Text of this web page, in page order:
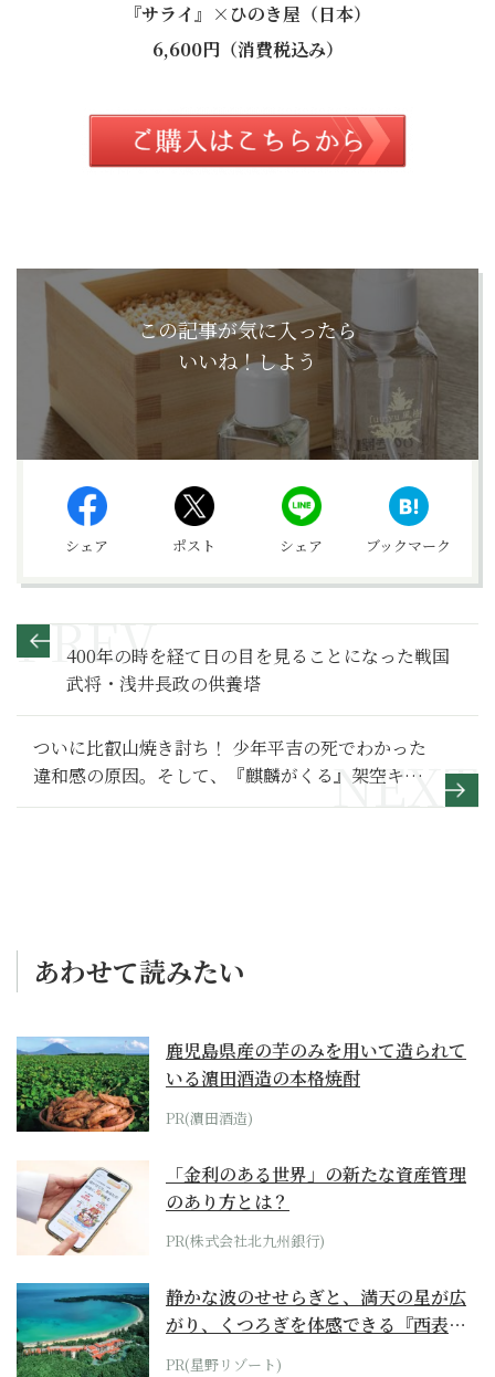
『サライ』×ひのき屋（日本）
6,600円（消費税込み）
この記事が気に入ったら
いいね！しよう
シェア ポスト シェア ブックマーク
400年の時を経て日の目を見ることになった戦国
武将・浅井長政の供養塔
ついに比叡山焼き討ち！ 少年平吉の死でわかった
違和感の原因。そして、『麒麟がくる』架空キャ
ラ問題を考える【麒麟がくる 満喫リポート】
あわせて読みたい
鹿児島県産の芋のみを用いて造られて
いる濵田酒造の本格焼酎
PR(濵田酒造)
「金利のある世界」の新たな資産管理
のあり方とは？
PR(株式会社北九州銀行)
静かな波のせせらぎと、満天の星が広
がり、くつろぎを体感できる『西表島
ホテル by...
PR(星野リゾート)